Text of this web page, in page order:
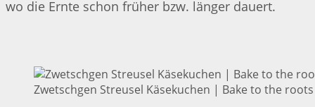
wo die Ernte schon früher bzw. länger dauert.
Zwetschgen Streusel Käsekuchen | Bake to the roots